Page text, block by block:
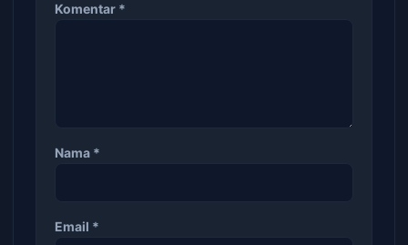
Komentar *
Nama *
Email *